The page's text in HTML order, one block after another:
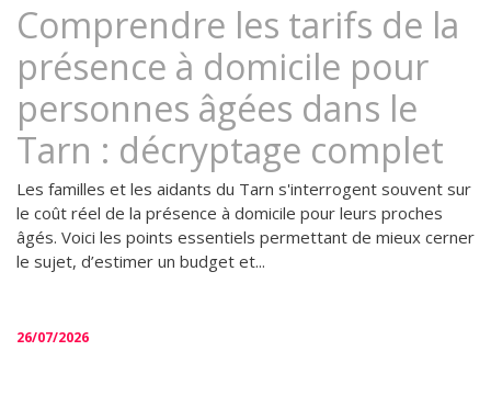
Comprendre les tarifs de la
présence à domicile pour
personnes âgées dans le
Tarn : décryptage complet
Les familles et les aidants du Tarn s'interrogent souvent sur
le coût réel de la présence à domicile pour leurs proches
âgés. Voici les points essentiels permettant de mieux cerner
le sujet, d’estimer un budget et...
26/07/2026